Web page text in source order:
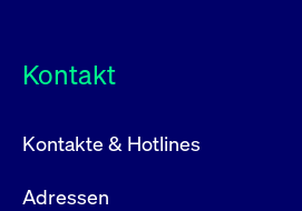
Kontakt
Kontakte & Hotlines
Adressen